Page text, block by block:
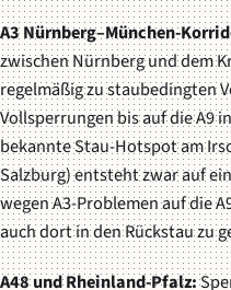
A3 Nürnberg–München-
zwischen Nürnberg und dem
regelmäßig zu staubedingten
Vollsperrungen bis auf die A9
bekannte Stau-Hotspot am
Salzburg) entsteht zwar auf
wegen A3-Problemen auf die
auch dort in den Rückstau zu
A48 und Rheinland-Pfalz: